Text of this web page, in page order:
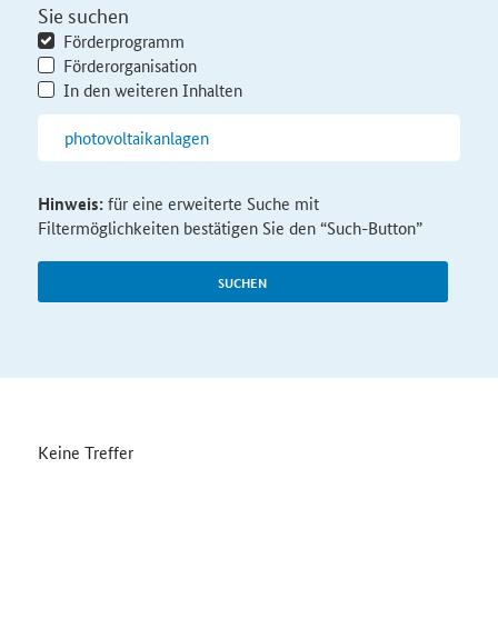
Sie suchen
Förderprogramm
Förderorganisation
In den weiteren Inhalten
SUCHEN
Hinweis:für eine erweiterte Suche mit
Filtermöglichkeiten bestätigen Sie den “Such-Button”
Keine Treffer